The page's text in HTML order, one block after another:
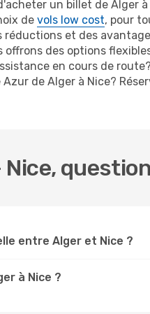
un billet de
de vols low cost, pour
réductions et des
des options
en cours de
de Alger à Nice?
Nice,
entre Alger et Nice ?
à Nice ?